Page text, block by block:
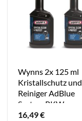
Wynns 2x 125 ml
Kristallschutz und
Reiniger AdBlue
System PKW
[Hersteller-Nr.
16,49€